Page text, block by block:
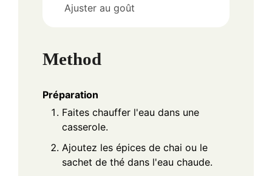
Ajuster au goût
Method
Préparation
Faites chauffer l'eau dans une
casserole.
Ajoutez les épices de chai ou le
sachet de thé dans l'eau chaude.